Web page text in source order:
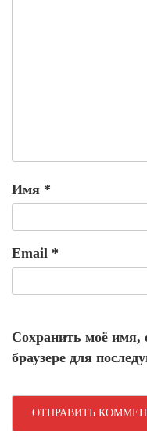
Имя *
Email *
Сохранить моё имя,
браузере для